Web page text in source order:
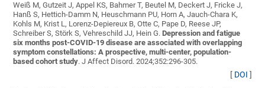
Weiß M, Gutzeit J, Appel KS, Bahmer T, Beutel M, Deckert J, Fricke J,
Hanß S, Hettich-Damm N, Heuschmann PU, Horn A, Jauch-Chara K,
Kohls M, Krist L, Lorenz-Depiereux B, Otte C, Pape D, Reese JP,
Schreiber S, Störk S, Vehreschild JJ, Hein G.Depression and fatigue
six months post-COVID-19 disease are associated with overlapping
symptom constellations: A prospective, multi-center, population-
based cohort study. J Affect Disord. 2024;352:296-305.
[ DOI ]